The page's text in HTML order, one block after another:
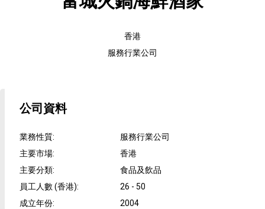
香港
服務行業公司
公司資料
業務性質:
服務行業公司
主要市場:
香港
主要分類:
食品及飲品
員工人數 (香港):
26 - 50
成立年份: 2004